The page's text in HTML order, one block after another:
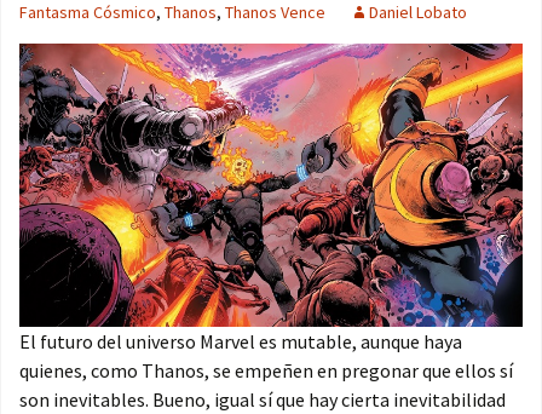
Fantasma Cósmico, Thanos, Thanos Vence Daniel Lobato
El futuro del universo Marvel es mutable, aunque haya
quienes, como Thanos, se empeñen en pregonar que ellos sí
son inevitables. Bueno, igual sí que hay cierta inevitabilidad